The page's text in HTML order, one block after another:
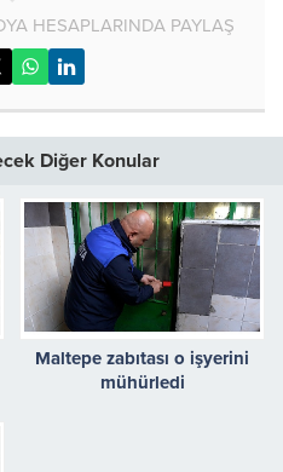
HESAPLARINDA PAYLAŞ
Diğer Konular
Maltepe zabıtası o işyerini
mühürledi